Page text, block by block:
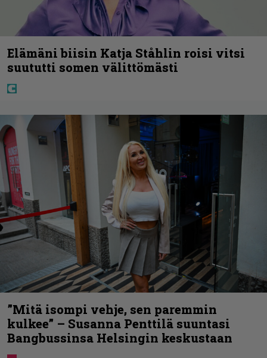
Elämäni biisin Katja Ståhlin roisi vitsi
suututti somen välittömästi
”Mitä isompi vehje, sen paremmin
kulkee” – Susanna Penttilä suuntasi
Bangbussinsa Helsingin keskustaan